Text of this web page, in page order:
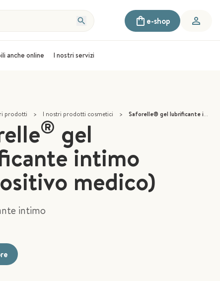
e-shop
anche online I nostri servizi
prodotti > I nostri prodotti cosmetici > Saforelle® gel lubrificante intimo (dispositivo medico)
® gel
intimo
medico)
intimo